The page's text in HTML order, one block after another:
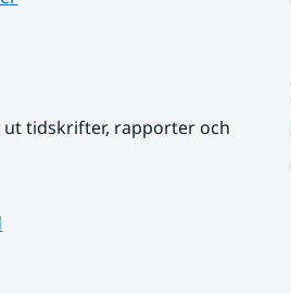
tidskrifter, rapporter och